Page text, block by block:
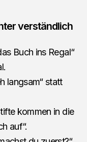
verständlich
Buch ins Regal“
langsam“ statt
kommen in die
auf“.